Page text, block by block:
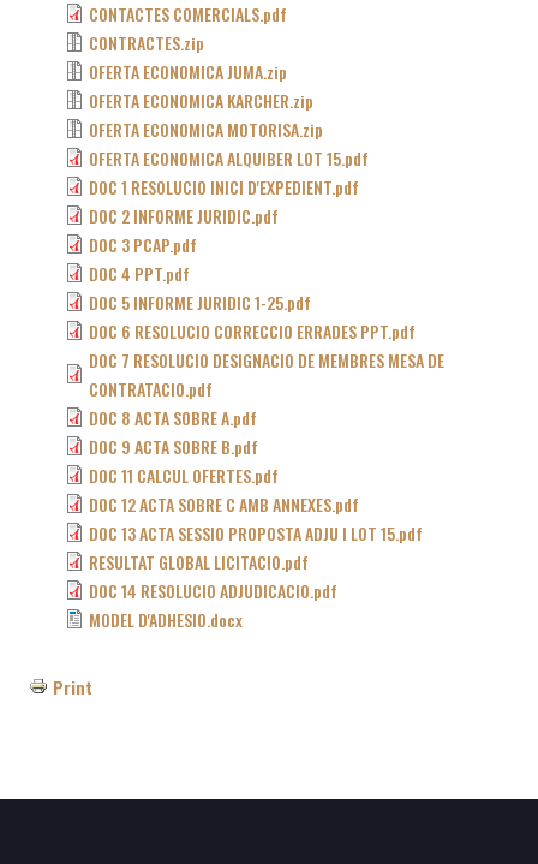
CONTACTES COMERCIALS.pdf
CONTRACTES.zip
OFERTA ECONOMICA JUMA.zip
OFERTA ECONOMICA KARCHER.zip
OFERTA ECONOMICA MOTORISA.zip
OFERTA ECONOMICA ALQUIBER LOT 15.pdf
DOC 1 RESOLUCIO INICI D'EXPEDIENT.pdf
DOC 2 INFORME JURIDIC.pdf
DOC 3 PCAP.pdf
DOC 4 PPT.pdf
DOC 5 INFORME JURIDIC 1-25.pdf
DOC 6 RESOLUCIO CORRECCIO ERRADES PPT.pdf
DOC 7 RESOLUCIO DESIGNACIO DE MEMBRES MESA DE
CONTRATACIO.pdf
DOC 8 ACTA SOBRE A.pdf
DOC 9 ACTA SOBRE B.pdf
DOC 11 CALCUL OFERTES.pdf
DOC 12 ACTA SOBRE C AMB ANNEXES.pdf
DOC 13 ACTA SESSIO PROPOSTA ADJU I LOT 15.pdf
RESULTAT GLOBAL LICITACIO.pdf
DOC 14 RESOLUCIO ADJUDICACIO.pdf
MODEL D'ADHESIO.docx
Print